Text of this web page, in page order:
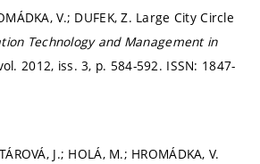
V.; DUFEK, Z. Large City Circle
Technology and Management in
2012, iss. 3, p. 584-592. ISSN: 1847-
J.; HOLÁ, M.; HROMÁDKA, V.